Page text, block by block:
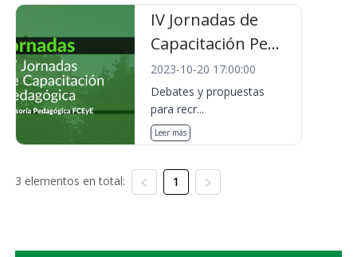
IV Jornadas de
Capacitación Pe...
2023-10-20 17:00:00
Debates y propuestas
para recr...
Leer más
3 elementos en total: 1